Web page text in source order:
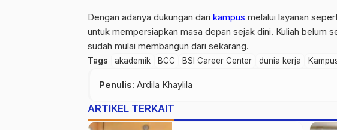
Dengan adanya dukungan dari kampus melalui layanan
untuk mempersiapkan masa depan sejak dini. Kuliah belum
sudah mulai membangun dari sekarang.
Tags akademik BCC BSI Career Center dunia kerja
Penulis: Ardila Khaylila
ARTIKEL TERKAIT